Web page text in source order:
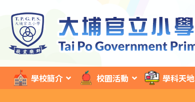
學校簡介 校園活動 學科天地